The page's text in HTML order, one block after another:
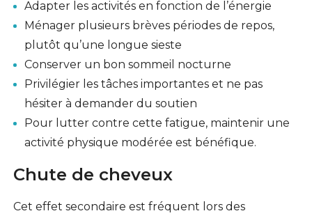
Adapter les activités en fonction de l’énergie
Ménager plusieurs brèves périodes de repos,
plutôt qu’une longue sieste
Conserver un bon sommeil nocturne
Privilégier les tâches importantes et ne pas
hésiter à demander du soutien
Pour lutter contre cette fatigue, maintenir une
activité physique modérée est bénéfique.
Chute de cheveux
Cet effet secondaire est fréquent lors des